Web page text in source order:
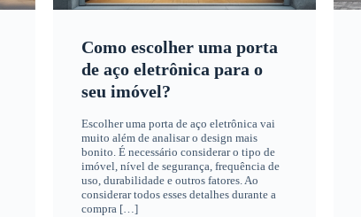
Como escolher uma porta
de aço eletrônica para o
seu imóvel?
Escolher uma porta de aço eletrônica vai
muito além de analisar o design mais
bonito. É necessário considerar o tipo de
imóvel, nível de segurança, frequência de
uso, durabilidade e outros fatores. Ao
considerar todos esses detalhes durante a
compra […]